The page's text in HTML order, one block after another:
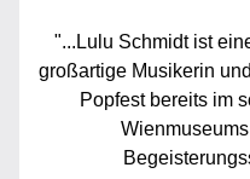
"...Lulu Schmidt ist
großartige Musikerin
Popfest bereits im